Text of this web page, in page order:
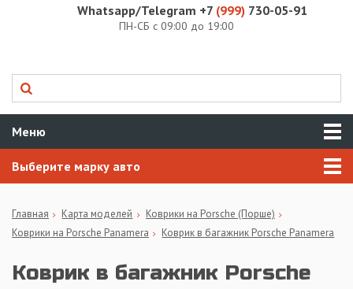
Whatsapp/Telegram +7 (999) 730-05-91
ПН-СБ с 09:00 до 19:00
Меню
Выберите марку авто
Главная Карта моделей
Коврики на Porsche (Порше)
Коврики на Porsche Panamera
Коврик в багажник Porsche Panamera
Коврик в багажник Porsche